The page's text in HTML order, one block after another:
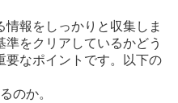
情報をしっかりと収集しま
準をクリアしているかどう
要なポイントです。以下の
のか。